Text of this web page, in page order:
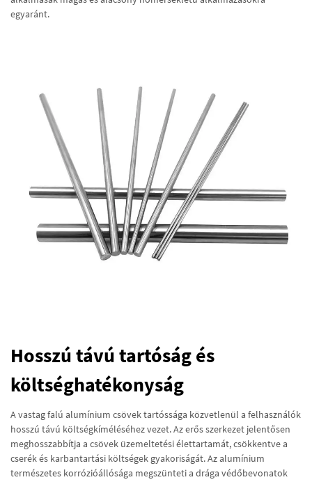
egyaránt.
Hosszú távú tartóság és
költséghatékonyság
A vastag falú alumínium csövek tartóssága közvetlenül a felhasználók
hosszú távú költségkíméléséhez vezet. Az erős szerkezet jelentősen
meghosszabbítja a csövek üzemeltetési élettartamát, csökkentve a
cserék és karbantartási költségek gyakoriságát. Az alumínium
természetes korrózióállósága megszünteti a drága védőbevonatok